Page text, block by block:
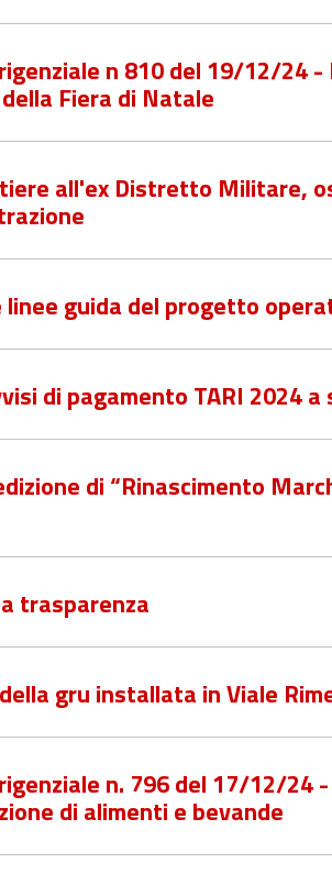
n 810 del 19/12/24
Fiera di Natale
all'ex Distretto Militare,
guida del progetto
di pagamento TARI 2024
di “Rinascimento
trasparenza
gru installata in Viale
n. 796 del 17/12/24
di alimenti e bevande